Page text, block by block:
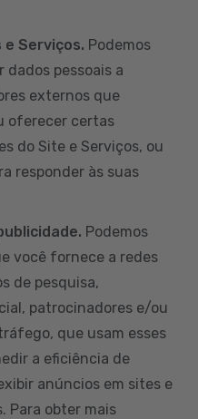
Serviços. Podemos
pessoais a
externos que
oferecer certas
do Site e Serviços, ou
responder às suas
Podemos
você fornece a redes
de pesquisa,
patrocinadores e/ou
que usam esses
a eficiência de
anúncios em sites e
Para obter mais